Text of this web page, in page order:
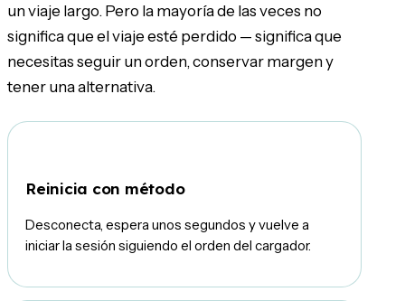
un viaje largo. Pero la mayoría de las veces no
significa que el viaje esté perdido — significa que
necesitas seguir un orden, conservar margen y
tener una alternativa.
Reinicia con método
Desconecta, espera unos segundos y vuelve a
iniciar la sesión siguiendo el orden del cargador.